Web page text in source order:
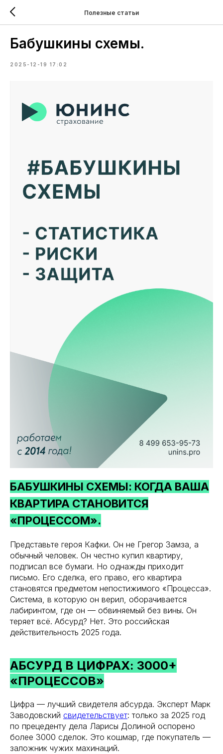
Полезные статьи
Бабушкины схемы.
2025-12-19 17:02
БАБУШКИНЫ СХЕМЫ: КОГДА ВАША
КВАРТИРА СТАНОВИТСЯ
«ПРОЦЕССОМ».
Представьте героя Кафки. Он не Грегор Замза, а
обычный человек. Он честно купил квартиру,
подписал все бумаги. Но однажды приходит
письмо. Его сделка, его право, его квартира
становятся предметом непостижимого «Процесса».
Система, в которую он верил, оборачивается
лабиринтом, где он — обвиняемый без вины. Он
теряет всё. Абсурд? Нет. Это российская
действительность 2025 года.
АБСУРД В ЦИФРАХ: 3000+
«ПРОЦЕССОВ»
Цифра — лучший свидетеля абсурда. Эксперт Марк
Заводовский свидетельствует: только за 2025 год
по прецеденту дела Ларисы Долиной оспорено
более 3000 сделок. Это кошмар, где покупатель —
заложник чужих махинаций.